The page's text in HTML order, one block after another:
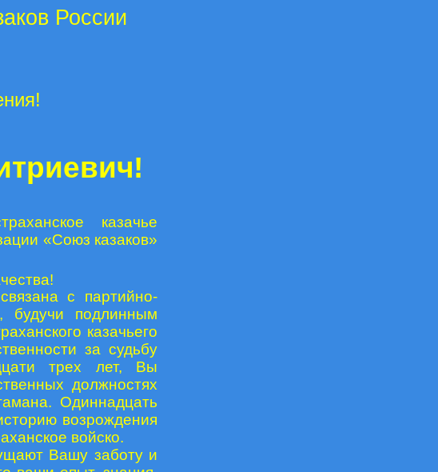
России
казачье
«Союз казаков»
с партийно-
будучи подлинным
казачьего
за судьбу
трех лет, Вы
должностях
Одиннадцать
возрождения
войско.
Вашу заботу и